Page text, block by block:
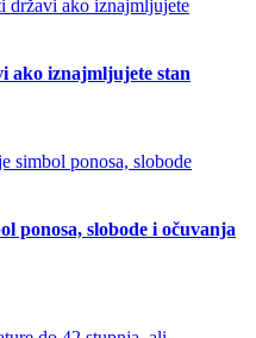
ako iznajmljujete stan
ponosa, slobode i očuvanja